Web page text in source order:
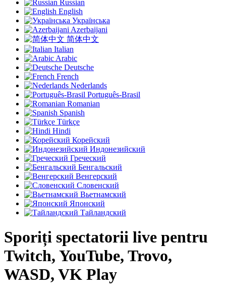
Russian
English
Українська
Azerbaijani
简体中文
Italian
Arabic
Deutsche
French
Nederlands
Português-Brasil
Romanian
Spanish
Türkçe
Hindi
Корейский
Индонезийский
Греческий
Бенгальский
Венгерский
Словенский
Вьетнамский
Японский
Тайландский
Sporiți spectatorii live pentru
Twitch, YouTube, Trovo,
WASD, VK Play